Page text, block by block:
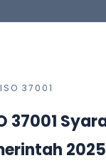
ISO 37001
37001
2025